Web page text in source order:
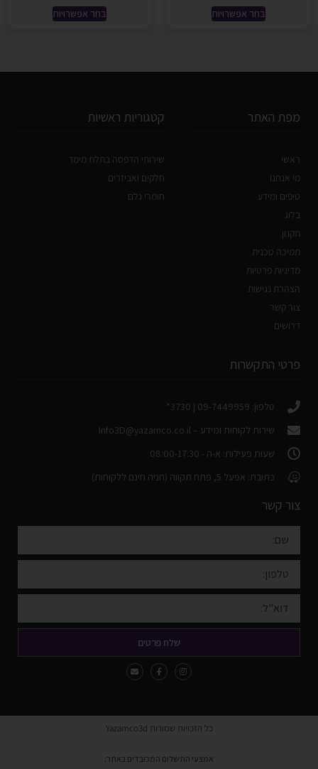
בחר אפשרויות בחר אפשרויות
מפת האתר
ראשי
מי אנחנו
טיפים ומידע
בלוג
תקנון
תמיכה טכנית
מדיניות פרטיות
הצהרת נגישות
צור קשר
דרושים
קטגוריות ראשיות
שירותי הדפסה בתלת מימד
חלקים ואביזרים
חומרי גלם
פרטי התקשרות
טלפון: 09-7449959 | 3730*
שירות לקוחות ומידע – Info3D@yazamco.co.il
שעות פעילות: א-ה - 08:00-17:30
כתובת: אפעל 5, פתח תקווה (חניה חינם ללקוחות)
צור קשר
שלח פרטים
כל הזכויות שמורות Yazamco3d
אמצעי התשלום המכובדים באתר: